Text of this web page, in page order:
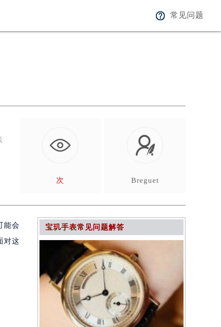
常见问题
次 Breguet
能会
对这
宝玑手表常见问题解答